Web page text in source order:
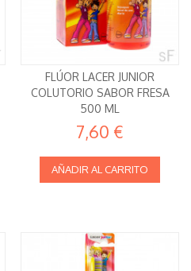
FLÚOR LACER JUNIOR
COLUTORIO SABOR FRESA
500 ML
7,60 €
AÑADIR AL CARRITO